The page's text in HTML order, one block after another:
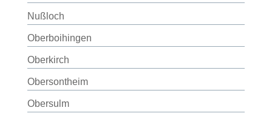
Nußloch
Oberboihingen
Oberkirch
Obersontheim
Obersulm